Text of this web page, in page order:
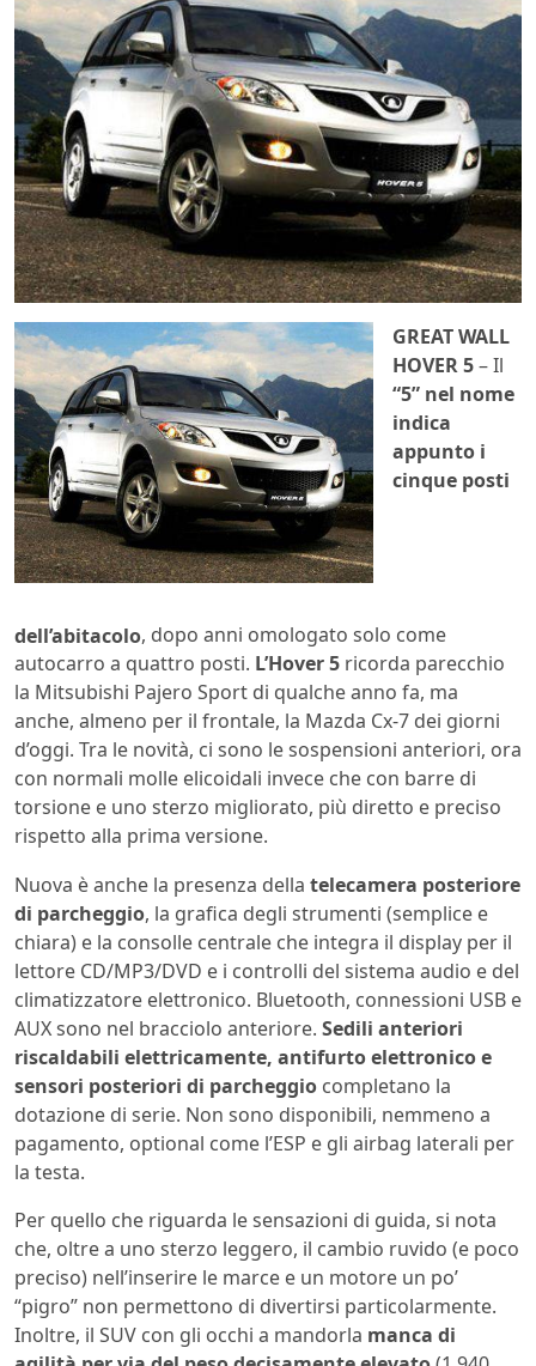
GREAT WALL
HOVER 5– Il
“5” nel nome
indica
appunto i
cinque posti
dell’abitacolo, dopo anni omologato solo come
autocarro a quattro posti. L’Hover 5 ricorda parecchio
la Mitsubishi Pajero Sport di qualche anno fa, ma
anche, almeno per il frontale, la Mazda Cx-7 dei giorni
d’oggi. Tra le novità, ci sono le sospensioni anteriori, ora
con normali molle elicoidali invece che con barre di
torsione e uno sterzo migliorato, più diretto e preciso
rispetto alla prima versione.
Nuova è anche la presenza della telecamera posteriore
di parcheggio, la grafica degli strumenti (semplice e
chiara) e la consolle centrale che integra il display per il
lettore CD/MP3/DVD e i controlli del sistema audio e del
climatizzatore elettronico. Bluetooth, connessioni USB e
AUX sono nel bracciolo anteriore. Sedili anteriori
riscaldabili elettricamente, antifurto elettronico e
sensori posteriori di parcheggio completano la
dotazione di serie. Non sono disponibili, nemmeno a
pagamento, optional come l’ESP e gli airbag laterali per
la testa.
Per quello che riguarda le sensazioni di guida, si nota
che, oltre a uno sterzo leggero, il cambio ruvido (e poco
preciso) nell’inserire le marce e un motore un po’
“pigro” non permettono di divertirsi particolarmente.
Inoltre, il SUV con gli occhi a mandorla manca di